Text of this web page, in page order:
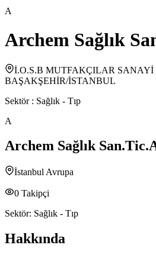
A
Archem Sağlık
İ.O.S.B MUTFAKÇILAR SANAYİ
BAŞAKŞEHİR/İSTANBUL
Sektör : Sağlık - Tıp
A
Archem Sağlık
İstanbul Avrupa
0 Takipçi
Sektör: Sağlık - Tıp
Hakkında